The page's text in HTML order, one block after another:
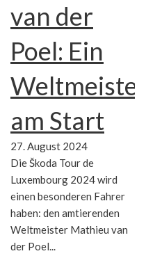
van der
Poel: Ein
Weltmeister
am Start
27. August 2024
Die Škoda Tour de
Luxembourg 2024 wird
einen besonderen Fahrer
haben: den amtierenden
Weltmeister Mathieu van
der Poel...